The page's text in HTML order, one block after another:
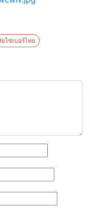
ไซเบอร์ไทย